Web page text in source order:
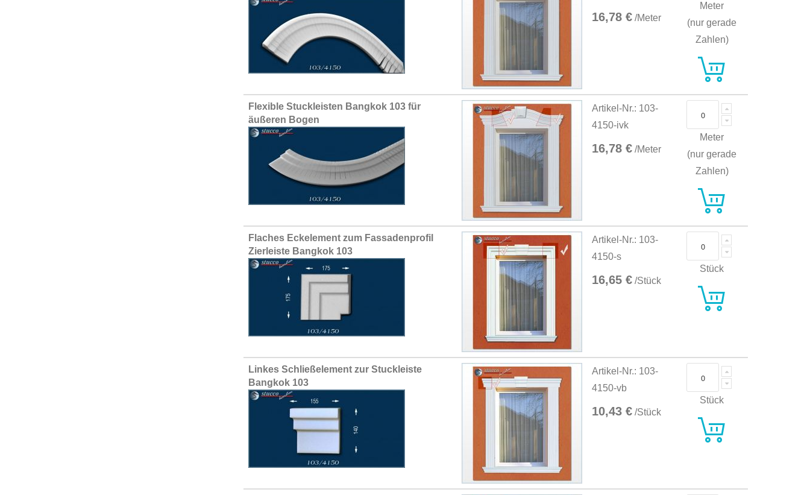
16,78 € /Meter
Meter
(nur gerade
Zahlen)
Flexible Stuckleisten Bangkok 103 für
äußeren Bogen
Artikel-Nr.: 103-
4150-ivk
16,78 € /Meter
Meter
(nur gerade
Zahlen)
Flaches Eckelement zum Fassadenprofil
Zierleiste Bangkok 103
Artikel-Nr.: 103-
4150-s
16,65 € /Stück
Stück
Linkes Schließelement zur Stuckleiste
Bangkok 103
Artikel-Nr.: 103-
4150-vb
10,43 € /Stück
Stück